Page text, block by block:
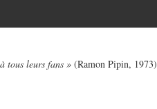
tous leurs fans » (Ramon Pipin, 1973)